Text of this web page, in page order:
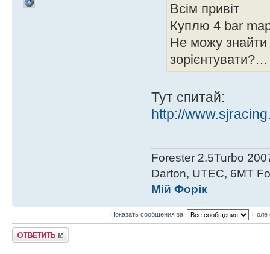
Всім привіт
Куплю 4 bar
Не можу знайти
зорієнтувати?…
Тут спитай:
http://
Forester 2.5Turbo
Darton, UTEC, 6MT
Мій Форік
Показать сообщения за: Поле
Ответить